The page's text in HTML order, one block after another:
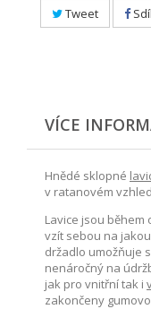
Tweet
VÍCE
Hnědé sklopné
v ratanovém
Lavice jsou během
vzít sebou na
držadlo umožňuje
nenáročný na
jak pro vnitřní tak i
zakončeny